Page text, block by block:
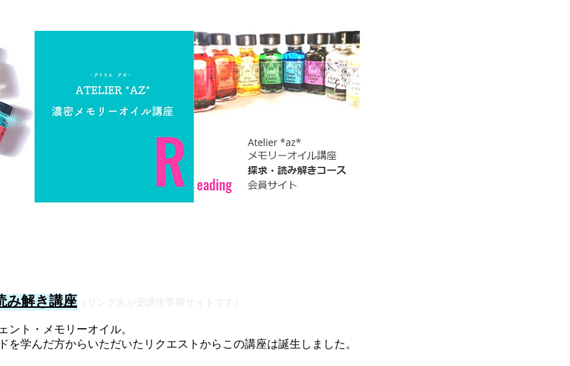
み解き講座 （リンク先が受講生専用サイトです）
ト・メモリーオイル。
学んだ方からいただいたリクエストからこの講座は誕生しました。